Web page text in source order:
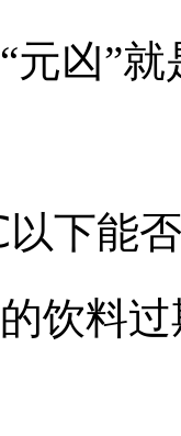
元凶”
下能
饮料